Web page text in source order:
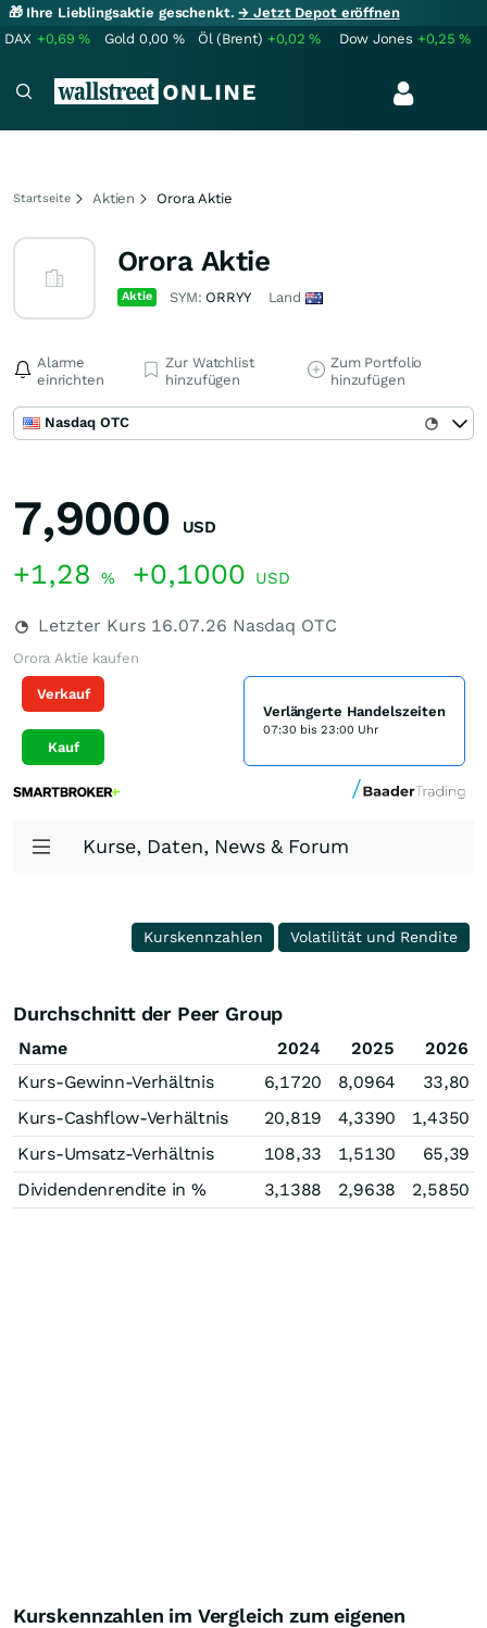
🎁 Ihre Lieblingsaktie geschenkt.→ Jetzt Depot eröffnen
DAX +0,69% Gold 0,00 % Öl (Brent) +0,02% Dow Jones +0,25%
Startseite Aktien Orora Aktie
Orora Aktie
Aktie SYM: ORRYY Land
Alarme
einrichten
Zur Watchlist
hinzufügen
Zum Portfolio
hinzufügen
Nasdaq OTC
7,9000 USD
+1,28 % +0,1000 USD
Letzter Kurs 16.07.26 Nasdaq OTC
Orora Aktie kaufen
Verkauf
Kauf
Verlängerte Handelszeiten
07:30 bis 23:00 Uhr
Kurse, Daten, News & Forum
Kurskennzahlen Volatilität und Rendite
Durchschnitt der Peer Group
Name 2024 2025
2026
Kurs-Gewinn-Verhältnis
6,1720 8,0964
33,80
Kurs-Cashflow-Verhältnis
20,819 4,3390
1,4350
Kurs-Umsatz-Verhältnis
108,33 1,5130
65,39
Dividendenrendite in %
3,1388 2,9638 2,5850
Kurskennzahlen im Vergleich zum eigenen